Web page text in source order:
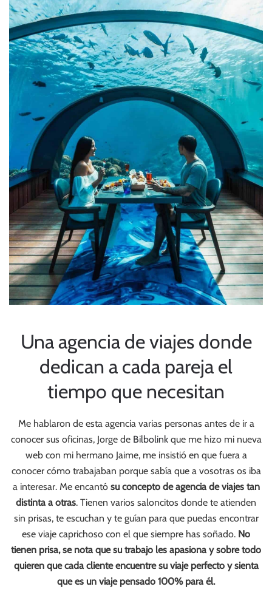
Una agencia de viajes donde
dedican a cada pareja el
tiempo que necesitan
Me hablaron de esta agencia varias personas antes de ir a
conocer sus oficinas, Jorge de Bilbolinkque me hizo mi nueva
web con mi hermano Jaime, me insistió en que fuera a
conocer cómo trabajaban porque sabía que a vosotras os iba
a interesar. Me encantó su concepto de agencia de viajes tan
distinta a otras. Tienen varios saloncitos donde te atienden
sin prisas, te escuchan y te guían para que puedas encontrar
ese viaje caprichoso con el que siempre has soñado. No
tienen prisa, se nota que su trabajo les apasiona y sobre todo
quieren que cada cliente encuentre su viaje perfecto y sienta
que es un viaje pensado 100% para él.